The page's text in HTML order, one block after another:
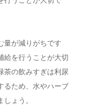
量が減りがちです
給を行うことが大切
茶の飲みすぎは利尿
るため、水やハーブ
ょう。